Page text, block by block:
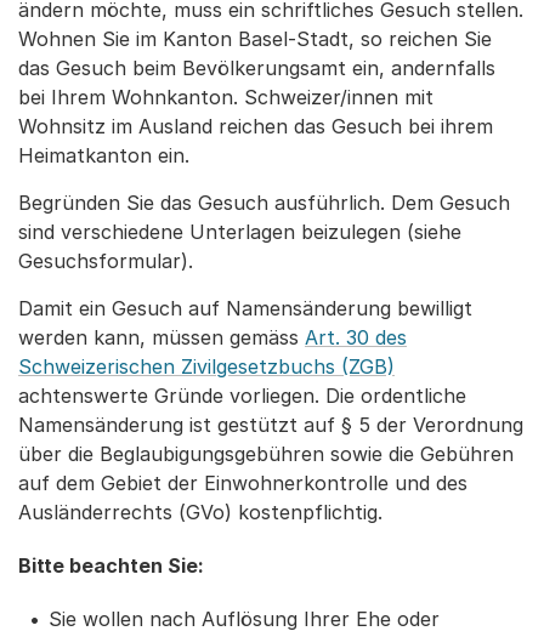
ändern möchte, muss ein schriftliches Gesuch stellen.
Wohnen Sie im Kanton Basel-Stadt, so reichen Sie
das Gesuch beim Bevölkerungsamt ein, andernfalls
bei Ihrem Wohnkanton. Schweizer/innen mit
Wohnsitz im Ausland reichen das Gesuch bei ihrem
Heimatkanton ein.
Begründen Sie das Gesuch ausführlich. Dem Gesuch
sind verschiedene Unterlagen beizulegen (siehe
Gesuchsformular).
Damit ein Gesuch auf Namensänderung bewilligt
werden kann, müssen gemäss Art. 30 des
Schweizerischen Zivilgesetzbuchs (ZGB)
achtenswerte Gründe vorliegen. Die ordentliche
Namensänderung ist gestützt auf § 5 der Verordnung
über die Beglaubigungsgebühren sowie die Gebühren
auf dem Gebiet der Einwohnerkontrolle und des
Ausländerrechts (GVo) kostenpflichtig.
Bitte beachten Sie:
Sie wollen nach Auflösung Ihrer Ehe oder